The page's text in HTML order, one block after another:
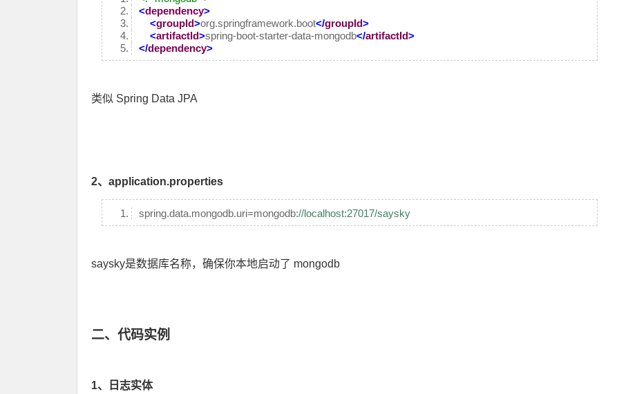
<dependency>
<groupId>org.springframework.boot</groupId>
<artifactId>spring-boot-starter-data-mongodb</artifactId>
</dependency>
类似 Spring Data JPA
2、application.properties
spring.data.mongodb.uri=mongodb://localhost:27017/saysky
saysky是数据库名称，确保你本地启动了 mongodb
二、代码实例
1、日志实体